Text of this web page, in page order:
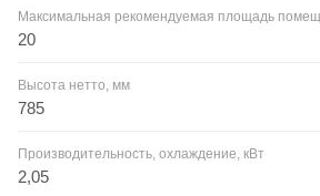
Максимальная рекомендуемая площадь
20
Высота нетто, мм
785
Производительность, охлаждение, кВт
2,05